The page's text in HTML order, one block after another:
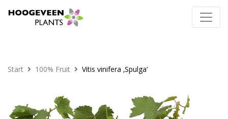
Start 100% Fruit Vitis vinifera ‚Spulga‘